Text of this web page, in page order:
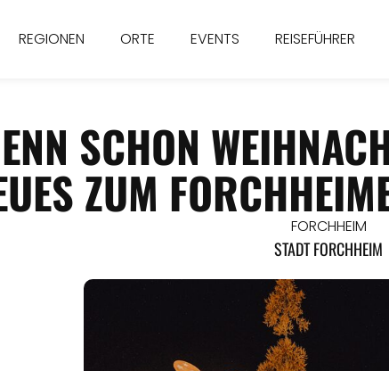
REGIONEN ORTE EVENTS REISEFÜHRER
SCHON
ZUM
FORCHHEIM
STADT FORCHHEIM